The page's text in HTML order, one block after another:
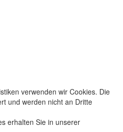
verwenden wir Cookies. Die
und werden nicht an Dritte
erhalten Sie in unserer